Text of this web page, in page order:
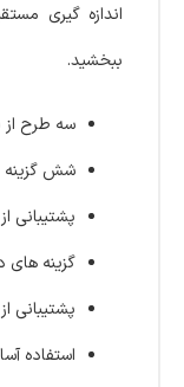
اندازه گیری
ببخشید.
سه طرح
شش گزینه
پشتیبانی
گزینه های
پشتیبانی
استفاده